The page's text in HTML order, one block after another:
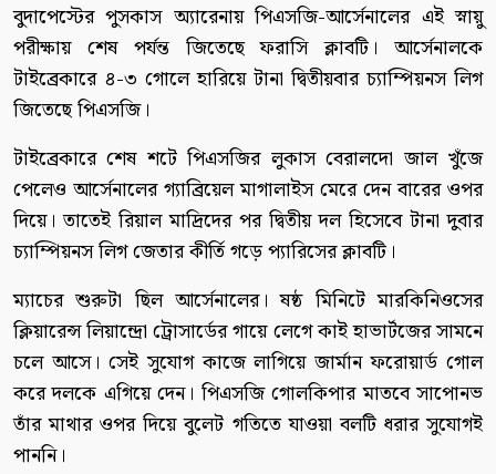
বুদাপেস্টের পুসকাস অ্যারেনায় পিএসজি-আর্সেনালের এই স্নায়ু
পরীক্ষায় শেষ পর্যন্ত জিতেছে ফরাসি ক্লাবটি। আর্সেনালকে
টাইব্রেকারে ৪-৩ গোলে হারিয়ে টানা দ্বিতীয়বার চ্যাম্পিয়নস লিগ
জিতেছে পিএসজি।
টাইব্রেকারে শেষ শটে পিএসজির লুকাস বেরালদো জাল খুঁজে
পেলেও আর্সেনালের গ্যাব্রিয়েল মাগালাইস মেরে দেন বারের ওপর
দিয়ে। তাতেই রিয়াল মাদ্রিদের পর দ্বিতীয় দল হিসেবে টানা দুবার
চ্যাম্পিয়নস লিগ জেতার কীর্তি গড়ে প্যারিসের ক্লাবটি।
ম্যাচের শুরুটা ছিল আর্সেনালের। ষষ্ঠ মিনিটে মারকিনিওসের
ক্লিয়ারেন্স লিয়ান্দ্রো ট্রোসার্ডের গায়ে লেগে কাই হাভার্টজের সামনে
চলে আসে। সেই সুযোগ কাজে লাগিয়ে জার্মান ফরোয়ার্ড গোল
করে দলকে এগিয়ে দেন। পিএসজি গোলকিপার মাতবে সাপোনভ
তাঁর মাথার ওপর দিয়ে বুলেট গতিতে যাওয়া বলটি ধরার সুযোগই
পাননি।